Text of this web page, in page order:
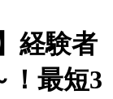
経験者
！最短3